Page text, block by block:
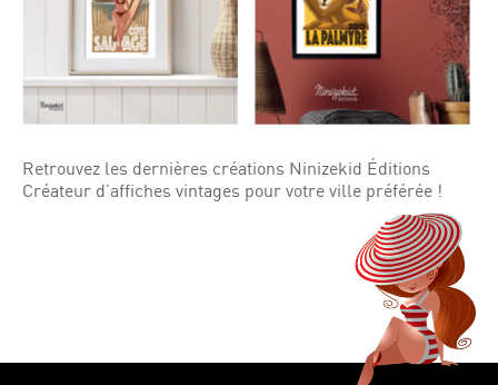
Retrouvez les dernières créations Ninizekid Éditions
Créateur d’affiches vintages pour votre ville préférée !